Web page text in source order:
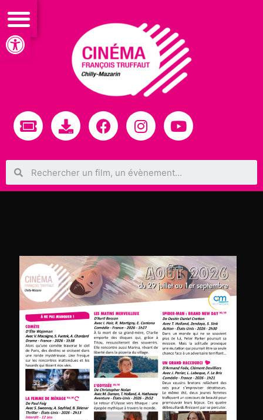
Ouvrir la barre d’outils